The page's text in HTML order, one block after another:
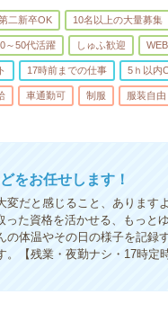
二新卒OK 10名以上の大量募集
～50代活躍 しゅふ歓迎
17時前までの仕事 5ｈ以内
車通勤可 制服 服装自由
をお任せします！
だと感じること、あります
た資格を活かせる、もっと
体温やその日の様子を記録
【残業・夜勤ナシ・17時定